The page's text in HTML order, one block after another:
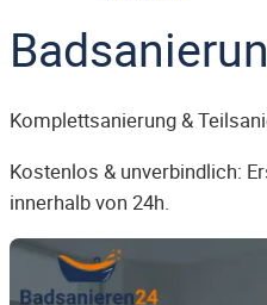
Komplettsanierung &
Kostenlos & unverbindlich:
innerhalb von 24h.